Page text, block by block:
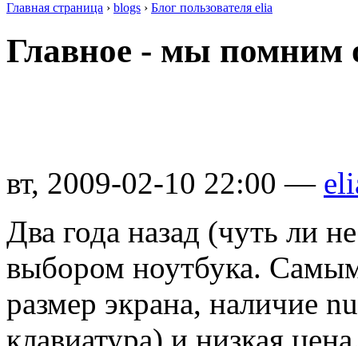
Главная страница › blogs › Блог пользователя elia
Главное - мы помним
вт, 2009-02-10 22:00 —
Два года назад (чуть ли
выбором ноутбука.
размер экрана, наличие
клавиатура) и низкая